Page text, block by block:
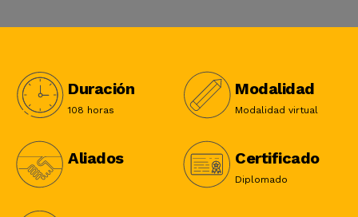
Duración
108 horas
Modalidad
Modalidad virtual
Aliados Certificado
Diplomado